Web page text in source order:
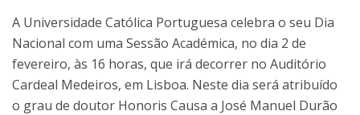
A Universidade Católica Portuguesa celebra o seu Dia
Nacional com uma Sessão Académica, no dia 2 de
fevereiro, às 16 horas, que irá decorrer no Auditório
Cardeal Medeiros, em Lisboa. Neste dia será atribuído
o grau de doutor Honoris Causa a José Manuel Durão